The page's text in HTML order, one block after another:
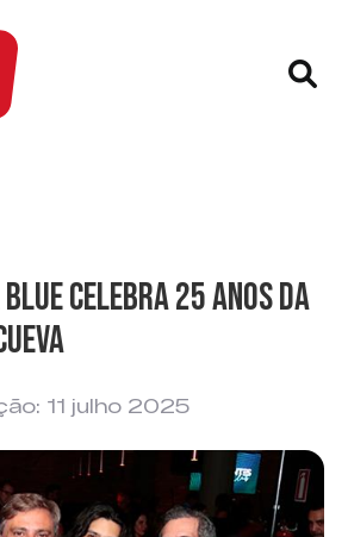
Blue celebra 25 anos da
11 julho 2025